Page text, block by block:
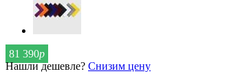
81 390р
Нашли дешевле? Снизим цену